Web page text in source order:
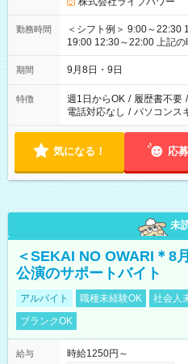
勤務時間
＜シフト例＞ 9:00～22:30
19:00 12:30～22:00 上記の時間から好きな時間を選べます！ ※
時間は変更となる可能性が
期間 9月8日・9日
特徴 週1日からOK / 履歴書不要 /
電話対応なし / パソコンス
気になる！ 応
未
＜SEKAI NO OWARI＊8
公演のサポートバイト
アルバイト 職種未経験OK 社会人
ブランクOK
給与
時給1250円～